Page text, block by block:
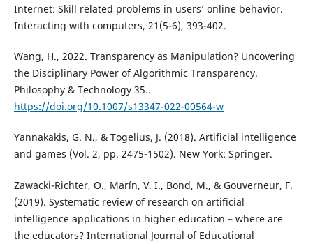
Internet: Skill related problems in users’ online behavior.
Interacting with computers, 21(5-6), 393-402.
Wang, H., 2022. Transparency as Manipulation? Uncovering
the Disciplinary Power of Algorithmic Transparency.
Philosophy & Technology 35..
https://doi.org/10.1007/s13347-022-00564-w
Yannakakis, G. N., & Togelius, J. (2018). Artificial intelligence
and games (Vol. 2, pp. 2475-1502). New York: Springer.
Zawacki-Richter, O., Marín, V. I., Bond, M., & Gouverneur, F.
(2019). Systematic review of research on artificial
intelligence applications in higher education – where are
the educators? International Journal of Educational